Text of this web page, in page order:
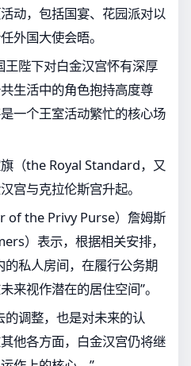
动，包括国宴、花园派对以
外国大使会晤。
王陛下对白金汉宫怀有深厚
生活中的角色抱持高度尊
一个王室活动繁忙的核心场
（the Royal Standard，又
宫与克拉伦斯宫升起。
of the Privy Purse）詹姆斯
）表示，根据相关安排，
的私人房间，在履行公务期
来视作潜在的居住空间”。
调整，也是对未来的认
他各方面，白金汉宫仍将继